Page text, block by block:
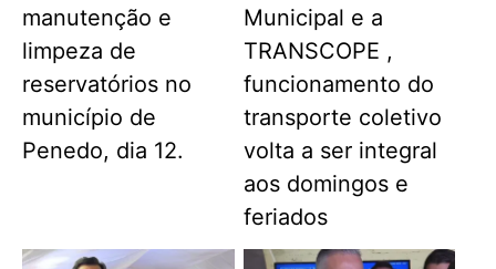
manutenção e
limpeza de
reservatórios no
município de
Penedo, dia 12.
Municipal e a
TRANSCOPE ,
funcionamento do
transporte coletivo
volta a ser integral
aos domingos e
feriados